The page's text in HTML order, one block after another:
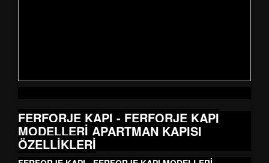
FERFORJE KAPI - FERFORJE KAPI
MODELLERİ APARTMAN KAPISI
ÖZELLİKLERİ